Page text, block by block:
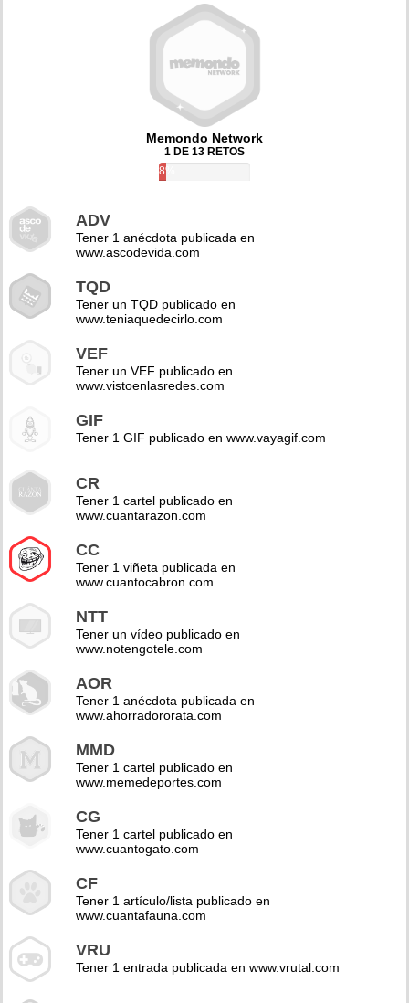
Memondo Network
1 DE 13 RETOS
8%
ADV
Tener 1 anécdota publicada en
www.ascodevida.com
TQD
Tener un TQD publicado en
www.teniaquedecirlo.com
VEF
Tener un VEF publicado en
www.vistoenlasredes.com
GIF
Tener 1 GIF publicado en www.vayagif.com
CR
Tener 1 cartel publicado en
www.cuantarazon.com
CC
Tener 1 viñeta publicada en
www.cuantocabron.com
NTT
Tener un vídeo publicado en
www.notengotele.com
AOR
Tener 1 anécdota publicada en
www.ahorradororata.com
MMD
Tener 1 cartel publicado en
www.memedeportes.com
CG
Tener 1 cartel publicado en
www.cuantogato.com
CF
Tener 1 artículo/lista publicado en
www.cuantafauna.com
VRU
Tener 1 entrada publicada en www.vrutal.com